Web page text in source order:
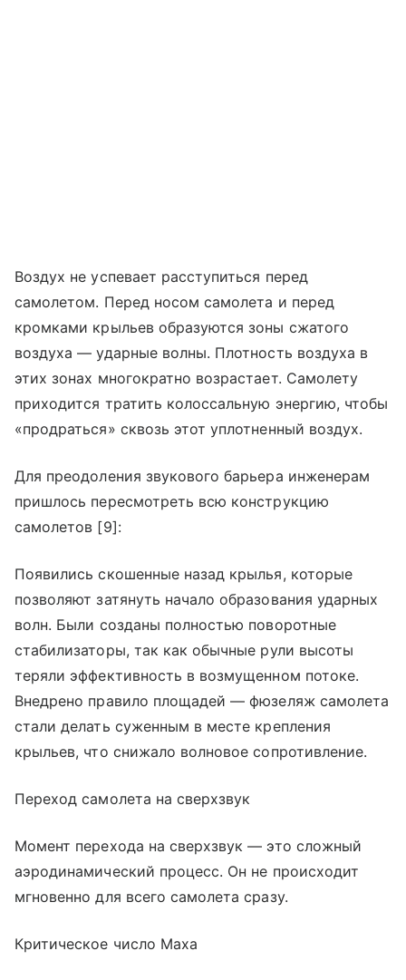
Воздух не успевает расступиться перед
самолетом. Перед носом самолета и перед
кромками крыльев образуются зоны сжатого
воздуха — ударные волны. Плотность воздуха в
этих зонах многократно возрастает. Самолету
приходится тратить колоссальную энергию, чтобы
«продраться» сквозь этот уплотненный воздух.
Для преодоления звукового барьера инженерам
пришлось пересмотреть всю конструкцию
самолетов [9]:
Появились скошенные назад крылья, которые
позволяют затянуть начало образования ударных
волн. Были созданы полностью поворотные
стабилизаторы, так как обычные рули высоты
теряли эффективность в возмущенном потоке.
Внедрено правило площадей — фюзеляж самолета
стали делать суженным в месте крепления
крыльев, что снижало волновое сопротивление.
Переход самолета на сверхзвук
Момент перехода на сверхзвук — это сложный
аэродинамический процесс. Он не происходит
мгновенно для всего самолета сразу.
Критическое число Маха